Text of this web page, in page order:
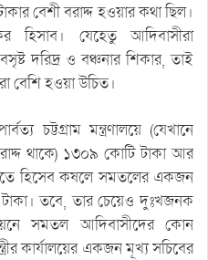
বেশী বরাদ্দ হওয়ার কথা ছিল।
হিসাব। যেহেতু আদিবাসীরা
দরিদ্র ও বঞ্চনার শিকার, তাই
বেশি হওয়া উচিত।
চট্টগ্রাম মন্ত্রণালয়ে (যেখানে
থাকে) ১৩০৯ কোটি টাকা আর
হিসেব কষলে সমতলের একজন
তবে, তার চেয়েও দুঃখজনক
সমতল আদিবাসীদের কোন
কার্যালয়ের একজন মূখ্য সচিবের